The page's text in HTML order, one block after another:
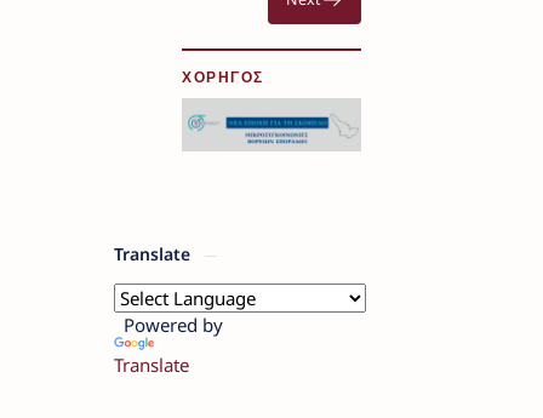
ΧΟΡΗΓΟΣ
Translate
Powered by
Translate